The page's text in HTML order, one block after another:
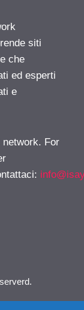
siti
che
ed esperti
e
For
: